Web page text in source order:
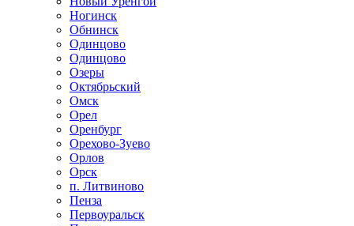
Ногинск
Обнинск
Одинцово
Одинцово
Озеры
Октябрьский
Омск
Орел
Оренбург
Орехово-Зуево
Орлов
Орск
п. Литвиново
Пенза
Первоуральск